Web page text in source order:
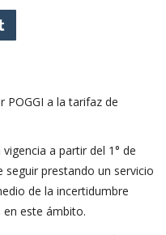
POGGI a la tarifaz de
a partir del 1° de
prestando un servicio
de la incertidumbre
en este ámbito.